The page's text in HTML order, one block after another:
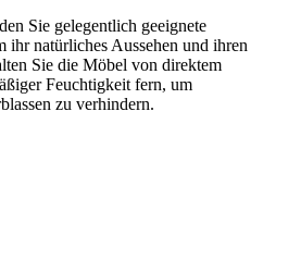
Sie gelegentlich geeignete
ihr natürliches Aussehen und ihren
Sie die Möbel von direktem
Feuchtigkeit fern, um
zu verhindern.